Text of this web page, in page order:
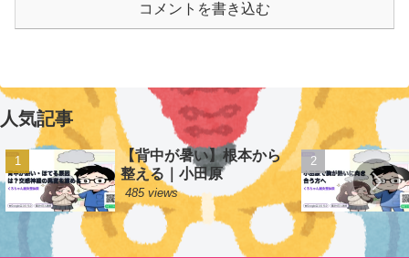
コメントを書き込む
人気記事
【背中が暑い】根本から
整える｜小田原
485 views